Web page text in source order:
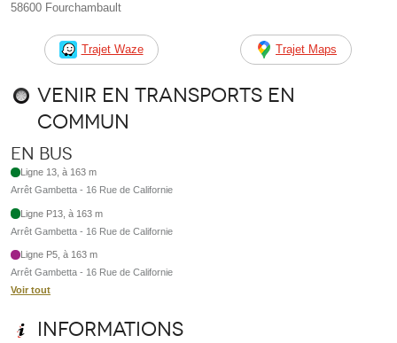
58600 Fourchambault
Trajet Waze Trajet Maps
Venir en transports en
commun
En bus
Ligne 13, à 163 m
Arrêt Gambetta - 16 Rue de Californie
Ligne P13, à 163 m
Arrêt Gambetta - 16 Rue de Californie
Ligne P5, à 163 m
Arrêt Gambetta - 16 Rue de Californie
Voir tout
Informations